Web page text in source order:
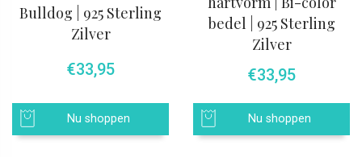
Bulldog | 925 Sterling
Zilver
€33,95
Nu shoppen
bedel | 925 Sterling
Zilver
€33,95
Nu shoppen